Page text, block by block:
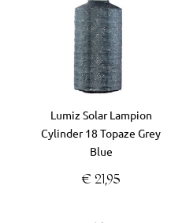
Lumiz Solar Lampion
Cylinder 18 Topaze Grey
Blue
€ 21,95